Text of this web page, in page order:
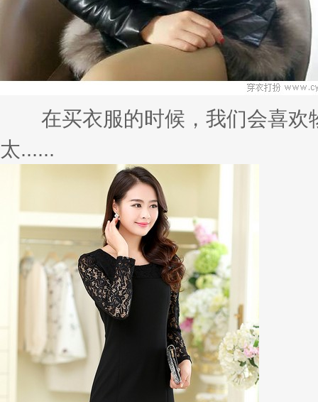
在买衣服的时候，我们会喜欢
太......